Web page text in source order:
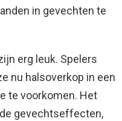
in gevechten te
erg leuk. Spelers
nu halsoverkop in een
te voorkomen. Het
gevechtseffecten,